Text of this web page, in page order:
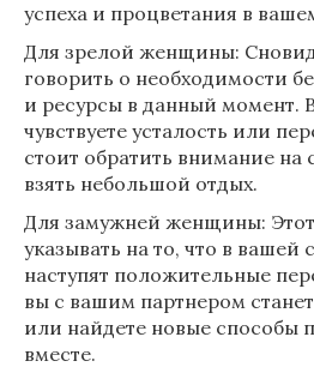
успеха и процветания в
Для зрелой женщины:
говорить о необходимости
и ресурсы в данный момент.
чувствуете усталость или
стоит обратить внимание на
взять небольшой отдых.
Для замужней женщины:
указывать на то, что в
наступят положительные
вы с вашим партнером
или найдете новые способы
вместе.